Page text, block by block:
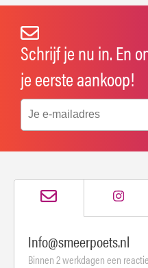
Schrijf je nu in. En
je eerste aankoop!
Info@smeerpoets.nl
Binnen 2 werkdagen een reactie